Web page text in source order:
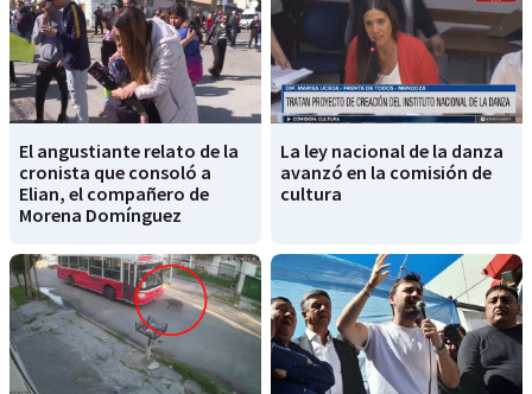
El angustiante relato de la
cronista que consoló a
Elian, el compañero de
Morena Domínguez
La ley nacional de la danza
avanzó en la comisión de
cultura